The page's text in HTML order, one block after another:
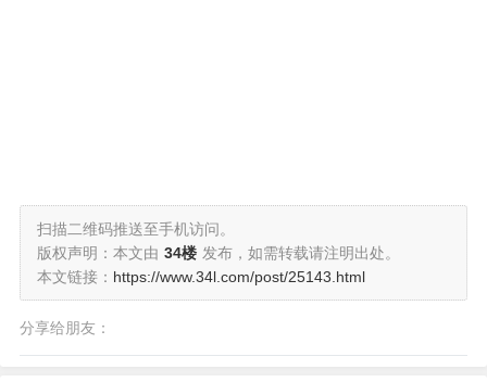
扫描二维码推送至手机访问。
版权声明：本文由 34楼 发布，如需转载请注明出处。
本文链接： https://www.34l.com/post/25143.html
分享给朋友：